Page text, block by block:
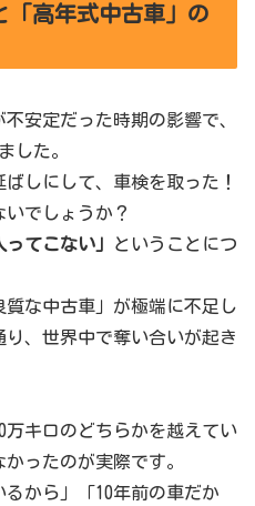
高年式中古車」の
安定だった時期の影響で、
した。
しにして、車検を取った！
でしょうか？
てこない」
ということにつ
な中古車」が極端に不足し
、世界中で奪い合いが起き
万キロのどちらかを越えてい
ったのが実際です。
から」「10年前の車だか